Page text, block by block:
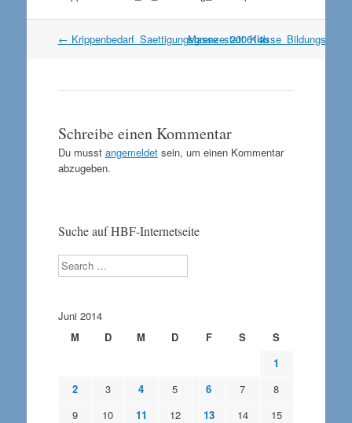
Artikel
← Krippenbedarf_Saettigungsgrenze_200614b
Schreibe einen Kommentar
Du musst angemeldetsein, um einen Kommentar
abzugeben.
Suche auf HBF-Internetseite
Search
Juni 2014
M
D M D F S
S
1
2
3 4 5 6 7
8
9
10 11 12 13 14
15